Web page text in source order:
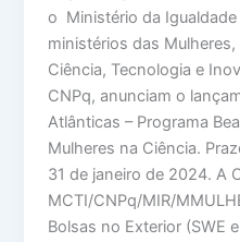
o Ministério da Igualdade
ministérios das
Ciência, Tecnologia e
CNPq, anunciam o
Atlânticas – Programa
Mulheres na Ciência.
31 de janeiro de 2024. A
MCTI/CNPq/MIR/
Bolsas no Exterior (SWE